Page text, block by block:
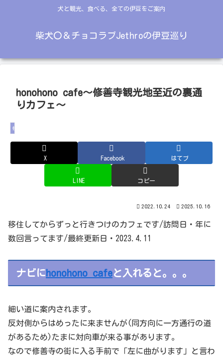
犬と観光、食べる、全ての伊豆をご案内
柴犬〇＆チョコラブJethroの伊豆巡り
honohono cafe～修善寺観光地至近の裏通
りカフェ～
修善寺
X Facebook はてブ
LINE コピー
2022.10.24 2025.10.16
移住してからずっと行きつけのカフェです/訪問日・年に
数回言ってます/最終更新日・2023.4.11
ナビにhonohono cafeと入れると。。。
細い道に案内されます。
反対側からはめったに来ませんが(同方向に一方通行の道
があるため)たまに対向車が来る事があります。
なので修善寺の街に入る手前で「左に曲がります」と言わ